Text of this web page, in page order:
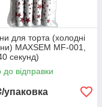
для торта (холодні
MAXSEM MF-001,
секунд)
до відправки
упаковка